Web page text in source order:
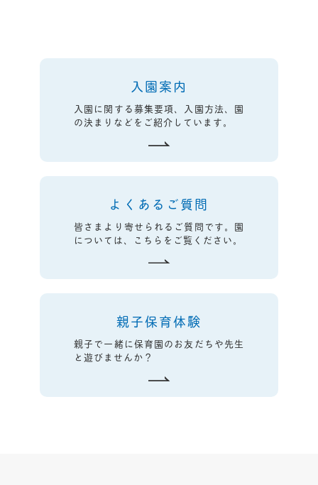
入園案内
入園に関する募集要項、入園方法、園
の決まりなどをご紹介しています。
よくあるご質問
皆さまより寄せられるご質問です。園
については、こちらをご覧ください。
親子保育体験
親子で一緒に保育園のお友だちや先生
と遊びませんか？